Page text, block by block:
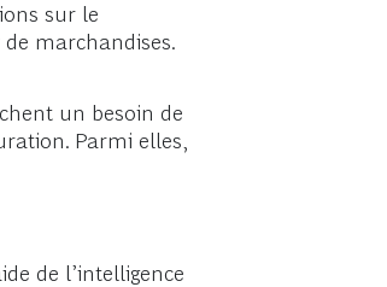
sur le
marchandises.
un besoin de
Parmi elles,
de l’intelligence